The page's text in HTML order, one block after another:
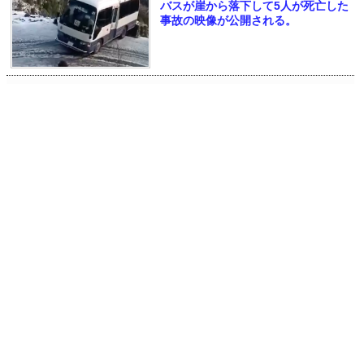
バスが崖から落下して5人が死亡した
事故の映像が公開される。